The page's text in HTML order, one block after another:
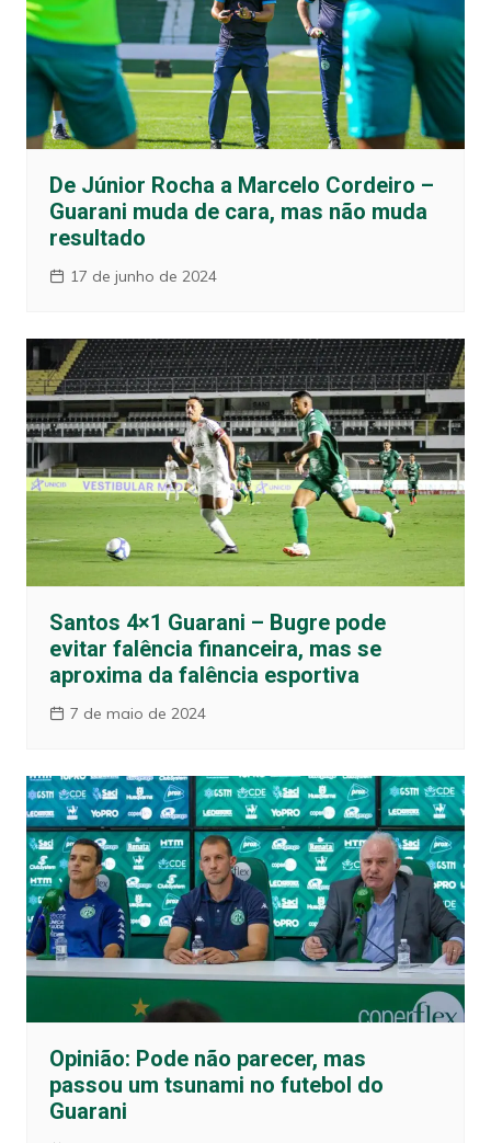
De Júnior Rocha a Marcelo Cordeiro –
Guarani muda de cara, mas não muda
resultado
17 de junho de 2024
Santos 4×1 Guarani – Bugre pode
evitar falência financeira, mas se
aproxima da falência esportiva
7 de maio de 2024
Opinião: Pode não parecer, mas
passou um tsunami no futebol do
Guarani